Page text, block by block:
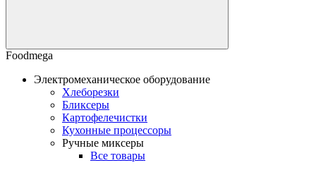
Foodmega
Электромеханическое оборудование
Хлеборезки
Бликсеры
Картофелечистки
Кухонные процессоры
Ручные миксеры
Все товары